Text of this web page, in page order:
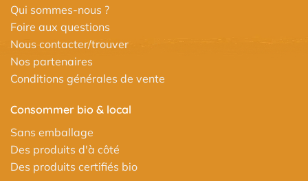
Qui sommes-nous ?
Foire aux questions
Nous contacter/trouver
Nos partenaires
Conditions générales de vente
Consommer bio & local
Sans emballage
Des produits d'à côté
Des produits certifiés bio